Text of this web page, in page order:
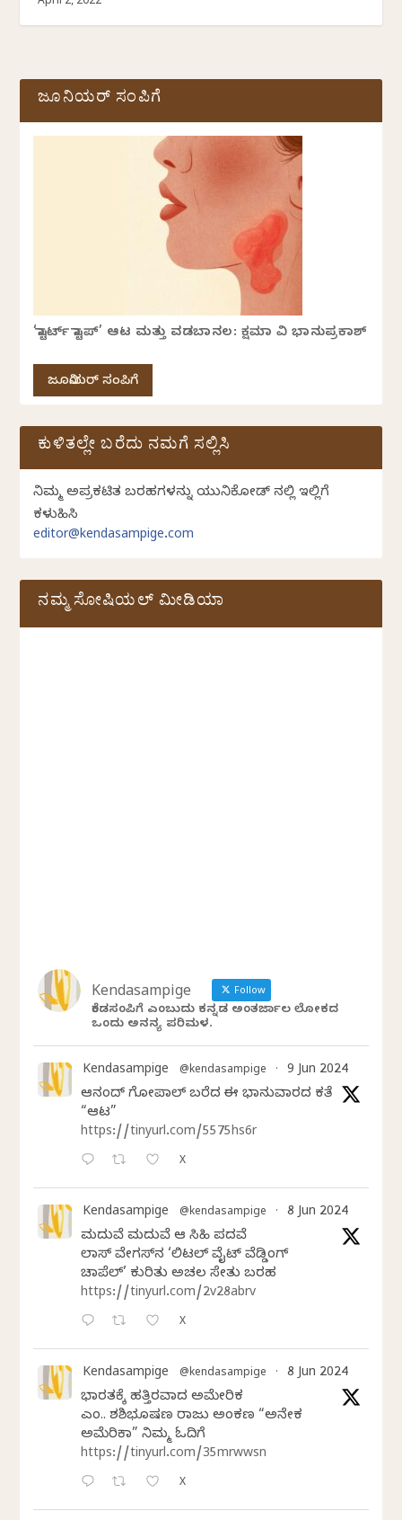
ಜೂನಿಯರ್ ಸಂಪಿಗೆ
‘ಸ್ಟಾರ್ಟ್ ಸ್ಟಾಪ್’ ಆಟ ಮತ್ತು ವಡಬಾನಲ: ಕ್ಷಮಾ ವಿ ಭಾನುಪ್ರಕಾಶ್
ಜೂನಿಯರ್ ಸಂಪಿಗೆ
ಕುಳಿತಲ್ಲೇ ಬರೆದು ನಮಗೆ ಸಲ್ಲಿಸಿ
ನಿಮ್ಮ ಅಪ್ರಕಟಿತ ಬರಹಗಳನ್ನು ಯುನಿಕೋಡ್ ನಲ್ಲಿ ಇಲ್ಲಿಗೆ
ಕಳುಹಿಸಿ
editor@kendasampige.com
ನಮ್ಮ ಸೋಷಿಯಲ್‌ ಮೀಡಿಯಾ
Kendasampige Follow
ಕೆಂಡಸಂಪಿಗೆ ಎಂಬುದು ಕನ್ನಡ ಅಂತರ್ಜಾಲ ಲೋಕದ
ಒಂದು ಅನನ್ಯ ಪರಿಮಳ.
Kendasampige @kendasampige · 9 Jun 2024
ಆನಂದ್‌ ಗೋಪಾಲ್‌ ಬರೆದ ಈ ಭಾನುವಾರದ ಕತೆ
“ಆಟ”
https://tinyurl.com/5575hs6r
X
Kendasampige @kendasampige · 8 Jun 2024
ಮದುವೆ ಮದುವೆ ಆ ಸಿಹಿ ಪದವೆ
ಲಾಸ್‌ ವೇಗಸ್‌ನ ‘ಲಿಟಲ್ ವೈಟ್ ವೆಡ್ಡಿಂಗ್
ಚಾಪೆಲ್’ ಕುರಿತು ಅಚಲ ಸೇತು ಬರಹ
https://tinyurl.com/2v28abrv
X
Kendasampige @kendasampige · 8 Jun 2024
ಭಾರತಕ್ಕೆ ಹತ್ತಿರವಾದ ಅಮೇರಿಕ
ಎಂ.ವಿ. ಶಶಿಭೂಷಣ ರಾಜು ಅಂಕಣ “ಅನೇಕ
ಅಮೆರಿಕಾ” ನಿಮ್ಮ ಓದಿಗೆ
https://tinyurl.com/35mrwwsn
X